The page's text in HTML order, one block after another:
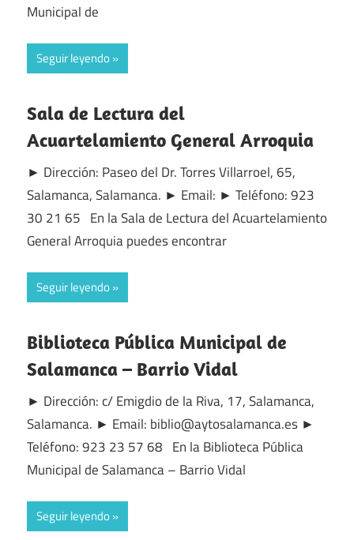
Municipal de
Seguir leyendo
Sala de Lectura del
Acuartelamiento General Arroquia
► Dirección: Paseo del Dr. Torres Villarroel, 65,
Salamanca, Salamanca. ► Email: ► Teléfono: 923
30 21 65 En la Sala de Lectura del Acuartelamiento
General Arroquia puedes encontrar
Seguir leyendo
Biblioteca Pública Municipal de
Salamanca – Barrio Vidal
► Dirección: c/ Emigdio de la Riva, 17, Salamanca,
Salamanca. ► Email: biblio@aytosalamanca.es ►
Teléfono: 923 23 57 68 En la Biblioteca Pública
Municipal de Salamanca – Barrio Vidal
Seguir leyendo